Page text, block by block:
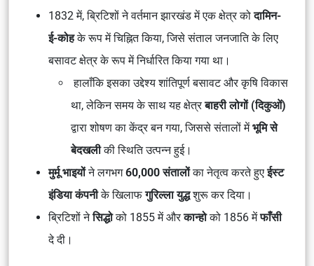
1832 में, ब्रिटिशों ने वर्तमान झारखंड में एक क्षेत्र कोदामिन-
ई-कोहके रूप में चिह्नित किया, जिसे संताल जनजाति के लिए
बसावट क्षेत्र के रूप में निर्धारित किया गया था।
हालाँकि इसका उद्देश्य शांतिपूर्ण बसावट और कृषि विकास
था, लेकिन समय के साथ यह क्षेत्रबाहरी लोगों (दिकुओं)
द्वारा शोषण का केंद्र बन गया, जिससे संतालों मेंभूमि से
बेदखलीकी स्थिति उत्पन्न हुई।
मुर्मू भाइयोंने लगभग60,000 संतालोंका नेतृत्व करते हुएईस्ट
इंडिया कंपनीके खिलाफगुरिल्ला युद्धशुरू कर दिया।
ब्रिटिशों नेसिद्धोको 1855 में औरकान्होको 1856 मेंफाँसी
दे दी।